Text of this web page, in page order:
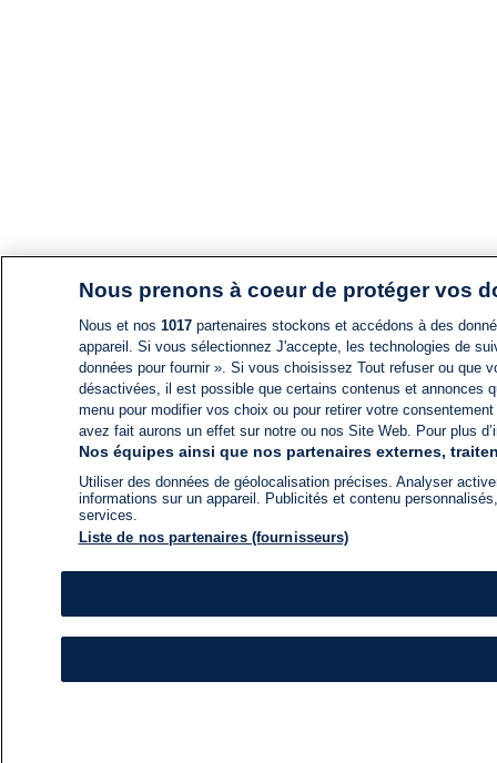
Nous prenons à coeur de protéger vos
Nous et nos 1017partenaires stockons et accédons à des
appareil. Si vous sélectionnez J'accepte, les technologies de
données pour fournir ». Si vous choisissez Tout refuser ou
désactivées, il est possible que certains contenus et annonces
menu pour modifier vos choix ou pour retirer votre
avez fait aurons un effet sur notre ou nos Site Web. Pour plus
Nos équipes ainsi que nos partenaires externes,
Utiliser des données de géolocalisation précises. Analyser
informations sur un appareil. Publicités et contenu
services.
Liste de nos partenaires (fournisseurs)